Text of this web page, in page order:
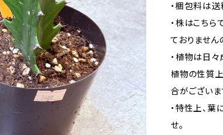
・梱包料は送
・株はこち
ておりません
・植物は日々
植物の性質
合がございま
・特性上、葉
せ。